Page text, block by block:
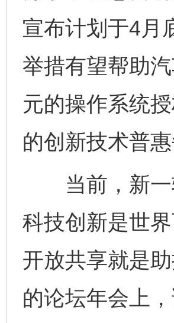
宣布计划于4月
举措有望帮助
元的操作系统
的创新技术普
当前，新一
科技创新是世
开放共享就是
的论坛年会上